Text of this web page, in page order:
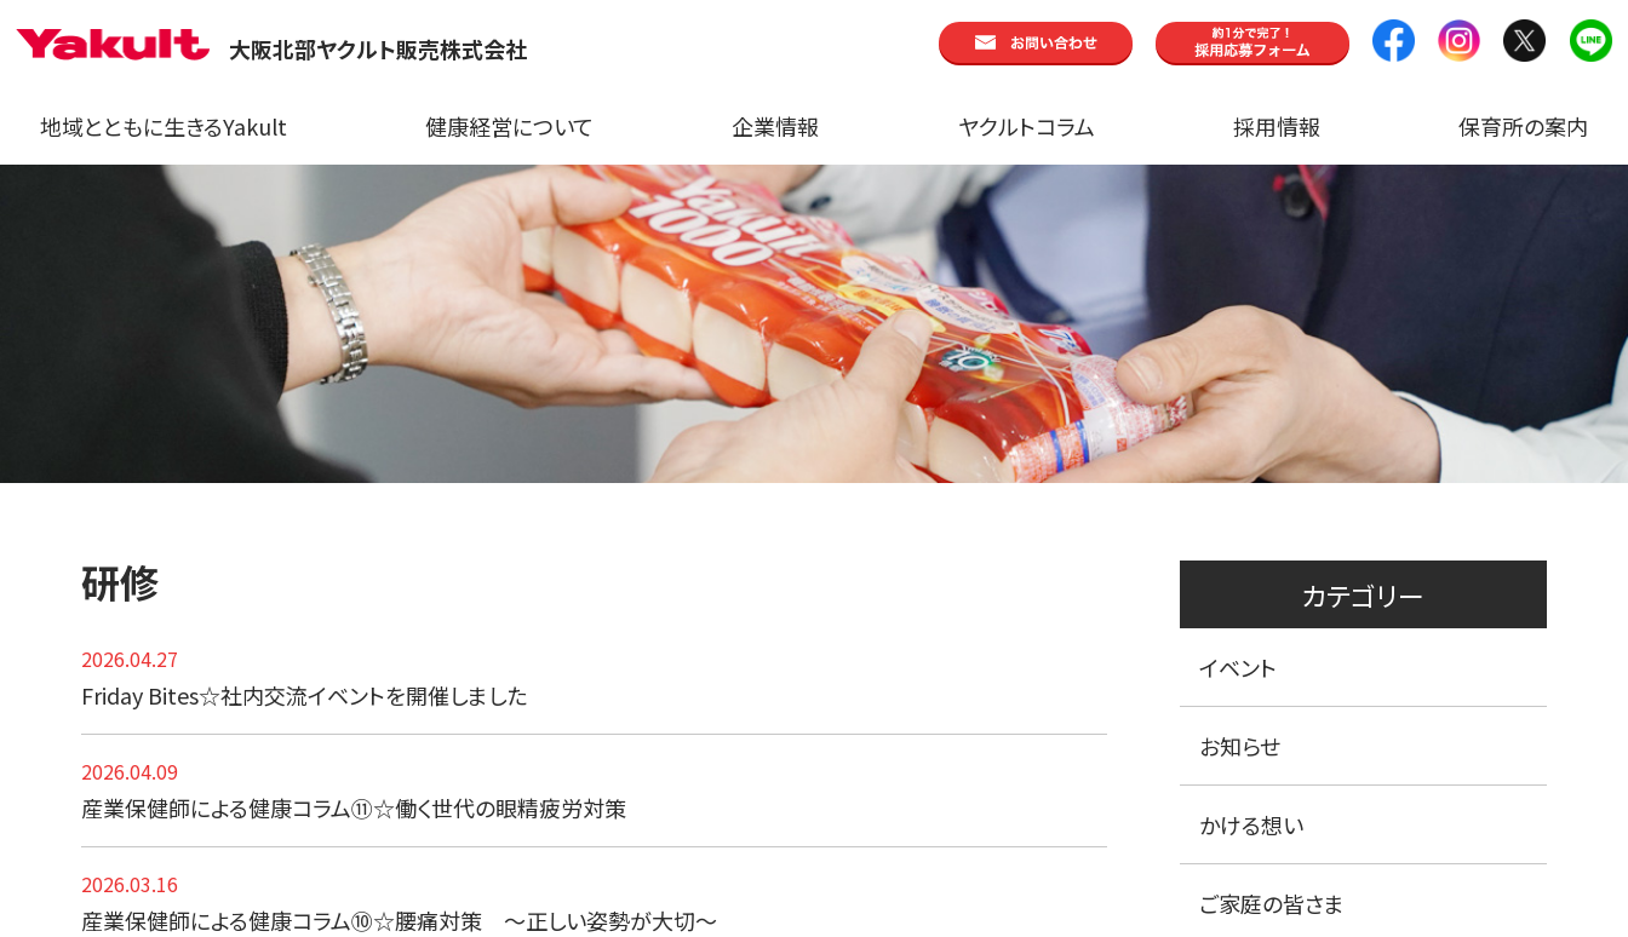
大阪北部ヤクルト販売株式会社
地域とともに生きるYakult 健康経営について 企業情報 ヤクルトコラム 採用情報 保育所の案内
研修
2026.04.27
Friday Bites☆社内交流イベントを開催しました
2026.04.09
産業保健師による健康コラム⑪☆働く世代の眼精疲労対策
2026.03.16
産業保健師による健康コラム⑩☆腰痛対策 ～正しい姿勢が大切～
カテゴリー
イベント
お知らせ
かける想い
ご家庭の皆さま